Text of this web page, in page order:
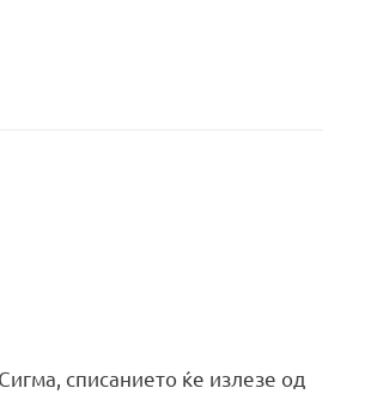
списанието ќе излезе од